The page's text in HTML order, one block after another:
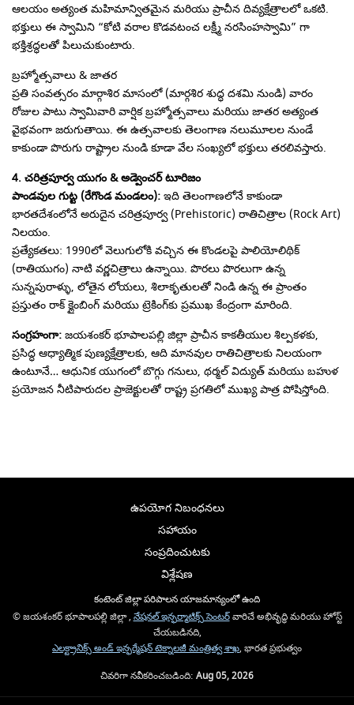
ఆలయం అత్యంత మహిమాన్వితమైన మరియు ప్రాచీన దివ్యక్షేత్రాలలో ఒకటి.
భక్తులు ఈ స్వామిని “కోటి వరాల కొడవటంచ లక్ష్మీ నరసింహస్వామి” గా
భక్తిశ్రద్ధలతో పిలుచుకుంటారు.
​బ్రహ్మోత్సవాలు & జాతర
​ప్రతి సంవత్సరం మార్గాశిర మాసంలో (మార్గశిర శుద్ధ దశమి నుండి) వారం
రోజుల పాటు స్వామివారి వార్షిక బ్రహ్మోత్సవాలు మరియు జాతర అత్యంత
వైభవంగా జరుగుతాయి. ఈ ఉత్సవాలకు తెలంగాణ నలుమూలల నుండే
కాకుండా పొరుగు రాష్ట్రాల నుండి కూడా వేల సంఖ్యలో భక్తులు తరలివస్తారు.
​4. చరిత్రపూర్వ యుగం & అడ్వెంచర్ టూరిజం
​పాండవుల గుట్ట (రేగొండ మండలం):ఇది తెలంగాణలోనే కాకుండా
భారతదేశంలోనే అరుదైన చరిత్రపూర్వ (Prehistoric) రాతిచిత్రాల (Rock Art)
నిలయం.
​ప్రత్యేకతలు: 1990లో వెలుగులోకి వచ్చిన ఈ కొండలపై పాలియోలిథిక్
(రాతియుగం) నాటి వర్ణచిత్రాలు ఉన్నాయి. పొరలు పొరలుగా ఉన్న
సున్నపురాళ్ళు, లోతైన లోయలు, శిలాకృతులతో నిండి ఉన్న ఈ ప్రాంతం
ప్రస్తుతం రాక్ క్లైంబింగ్ మరియు ట్రెకింగ్‌కు ప్రముఖ కేంద్రంగా మారింది.
​​సంగ్రహంగా:జయశంకర్ భూపాలపల్లి జిల్లా ప్రాచీన కాకతీయుల శిల్పకళకు,
ప్రసిద్ధ ఆధ్యాత్మిక పుణ్యక్షేత్రాలకు, ఆది మానవుల రాతిచిత్రాలకు నిలయంగా
ఉంటూనే… ఆధునిక యుగంలో బొగ్గు గనులు, థర్మల్ విద్యుత్ మరియు బహుళ
ప్రయోజన నీటిపారుదల ప్రాజెక్టులతో రాష్ట్ర ప్రగతిలో ముఖ్య పాత్ర పోషిస్తోంది.
ఉపయోగ నిబంధనలు
సహాయం
సంప్రదించుటకు
విశ్లేషణ
కంటెంట్ జిల్లా పరిపాలన యాజమాన్యంలో ఉంది
© జయశంకర్ భూపాలపల్లి జిల్లా , నేషనల్ ఇన్ఫర్మాటిక్స్ సెంటర్వారిచే అభివృద్ధి మరియు హోస్ట్
చేయబడినది,
ఎలక్ట్రానిక్స్ అండ్ ఇన్ఫర్మేషన్ టెక్నాలజీ మంత్రిత్వ శాఖ, భారత ప్రభుత్వం
చివరిగా నవీకరించబడింది: Aug 05, 2026